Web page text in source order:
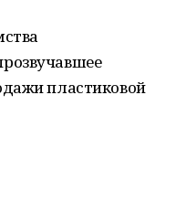
пластиковой